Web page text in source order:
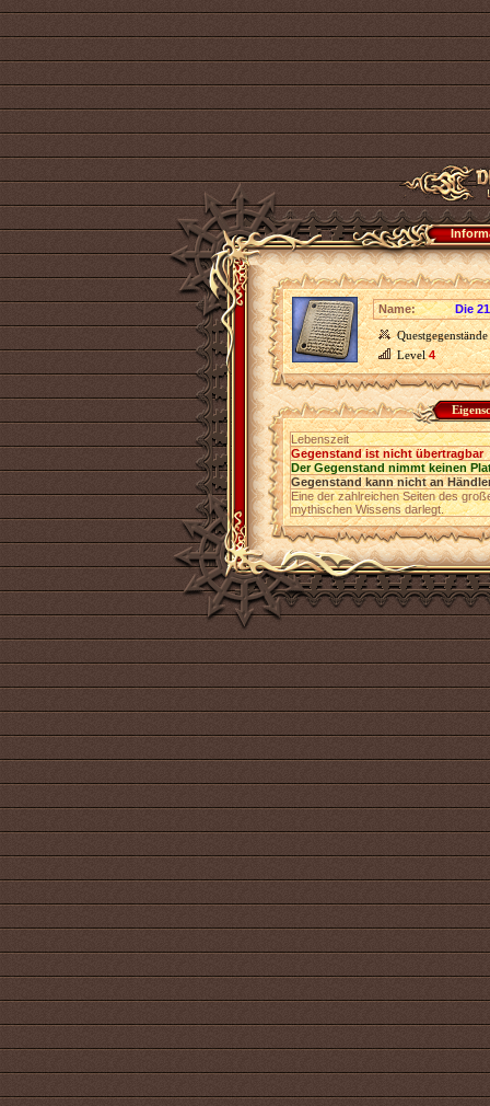
Name:
Die
Questgegenstände
Level4
Lebenszeit
Gegenstand ist nicht übertragbar
Der Gegenstand nimmt keinen
Gegenstand kann nicht an
Eine der zahlreichen Seiten des
mythischen Wissens darlegt.